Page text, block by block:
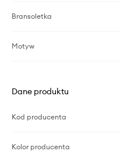
Bransoletka
Motyw
Dane produktu
Kod producenta
Kolor producenta